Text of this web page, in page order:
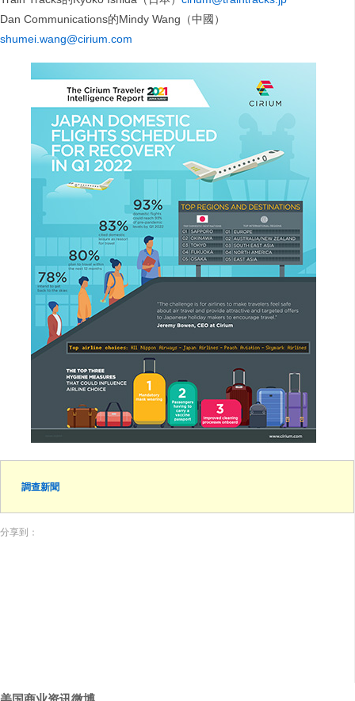
Dan Communications的Mindy Wang（中國）
shumei.wang@cirium.com
調查新聞
分享到：